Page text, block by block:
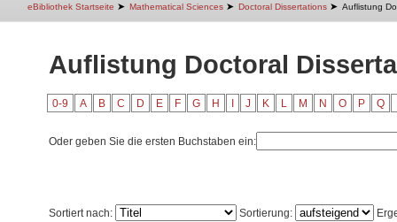
eBibliothek Startseite ➤ Mathematical Sciences ➤ Doctoral Dissertations ➤ Auflistung
Auflistung Doctoral
0-9 A B C D E F G H J K L M N O P Q
Oder geben Sie die ersten Buchstaben ein:
Sortiert nach: Sortierung: